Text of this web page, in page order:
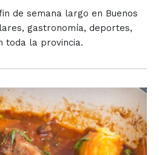
de semana largo en Buenos
gastronomía, deportes,
toda la provincia.